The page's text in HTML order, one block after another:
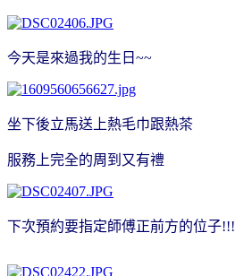
今天是來過我的生日~~
坐下後立馬送上熱毛巾跟熱茶
服務上完全的周到又有禮
下次預約要指定師傅正前方的位子!!!